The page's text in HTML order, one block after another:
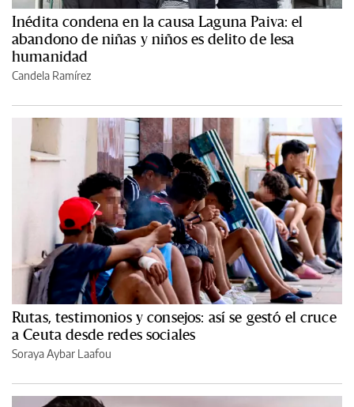
Inédita condena en la causa Laguna Paiva: el
abandono de niñas y niños es delito de lesa
humanidad
Candela Ramírez
Rutas, testimonios y consejos: así se gestó el cruce
a Ceuta desde redes sociales
Soraya Aybar Laafou